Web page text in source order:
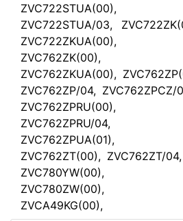
ZVC722STUA(00),
ZVC722STUA/03,
ZVC722ZKUA(00),
ZVC762ZK(00),
ZVC762ZKUA(00),
ZVC762ZP/04, ZVC762ZPCZ/
ZVC762ZPRU(00),
ZVC762ZPRU/04,
ZVC762ZPUA(01),
ZVC762ZT(00), ZVC762ZT/
ZVC780YW(00),
ZVC780ZW(00),
ZVCA49KG(00),